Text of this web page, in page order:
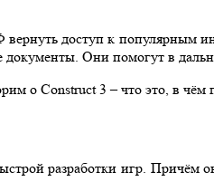
доступ к
Они помогут в
о Construct 3 – что это, в чём
разработки игр. Причём